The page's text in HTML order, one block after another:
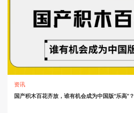
资讯
国产积木百花齐放，谁有机会成为中国版“乐高”？